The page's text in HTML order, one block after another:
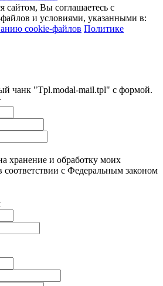
сайтом, Вы соглашаетесь с
и условиями, указанными в:
cookie-файлов Политике
чанк "Tpl.modal-mail.tpl" с формой.
хранение и обработку моих
с Федеральным законом